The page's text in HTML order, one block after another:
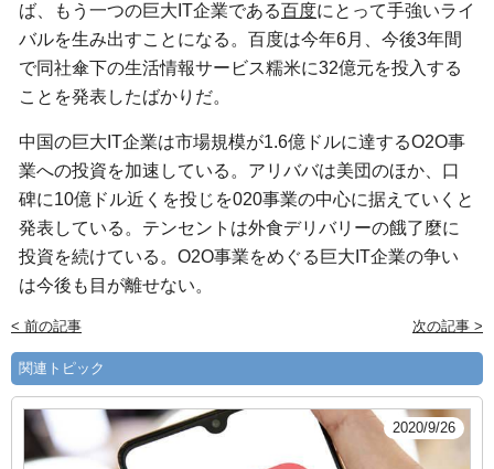
ば、もう一つの巨大IT企業である百度にとって手強いライ
バルを生み出すことになる。百度は今年6月、今後3年間
で同社傘下の生活情報サービス糯米に32億元を投入する
ことを発表したばかりだ。
中国の巨大IT企業は市場規模が1.6億ドルに達するO2O事
業への投資を加速している。アリババは美団のほか、口
碑に10億ドル近くを投じを020事業の中心に据えていくと
発表している。テンセントは外食デリバリーの餓了麼に
投資を続けている。O2O事業をめぐる巨大IT企業の争い
は今後も目が離せない。
< 前の記事 次の記事 >
関連トピック
2020/9/26